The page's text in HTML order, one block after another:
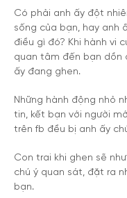
Có phải anh ấy đột
sống của bạn, hay anh
điều gì đó? Khi hành vi
quan tâm đến bạn dồn
ấy đang ghen.
Những hành động nhỏ
tin, kết bạn với người
trên fb đều bị anh ấy
Con trai khi ghen sẽ
chú ý quan sát, đặt ra
bạn.